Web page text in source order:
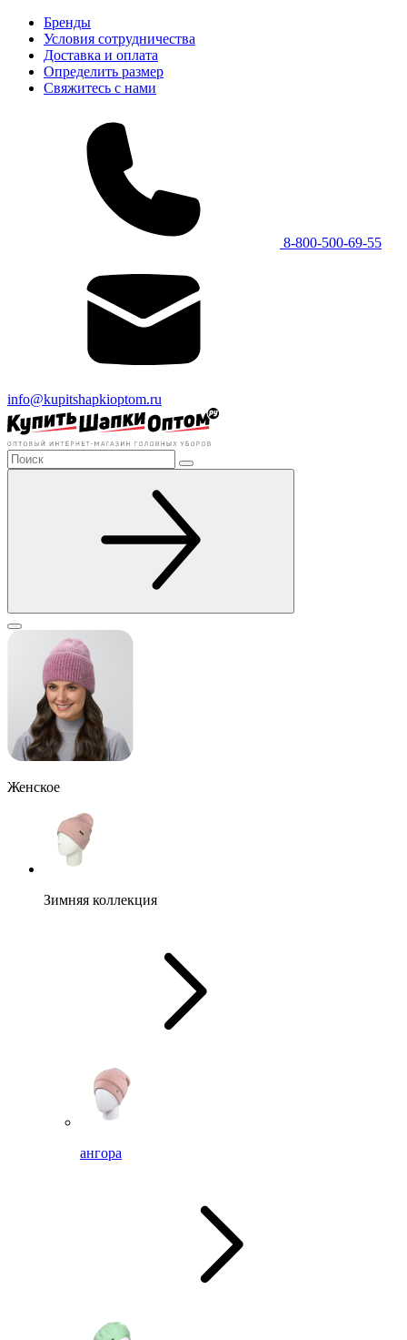
Бренды
Условия сотрудничества
Доставка и оплата
Определить размер
Свяжитесь с нами
8-800-500-69-55
info@kupitshapkioptom.ru
Женское
Зимняя коллекция
ангора